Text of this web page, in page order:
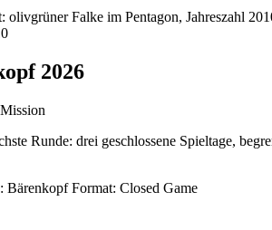
2026
Runde: drei geschlossene Spieltage,
Bärenkopf Format: Closed Game